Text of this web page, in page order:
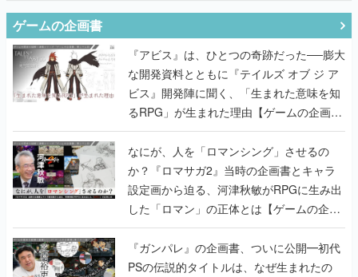
ゲームの企画書
『アビス』は、ひとつの奇跡だった──膨大
な開発資料とともに『テイルズ オブ ジ ア
ビス』開発陣に聞く、「生まれた意味を知
るRPG」が生まれた理由【ゲームの企画
書】
なにが、人を「ロマンシング」させるの
か？『ロマサガ2』当時の企画書とキャラ
設定画から迫る、河津秋敏がRPGに生み出
した「ロマン」の正体とは【ゲームの企画
書】
『ガンパレ』の企画書、ついに公開━初代
PSの伝説的タイトルは、なぜ生まれたの